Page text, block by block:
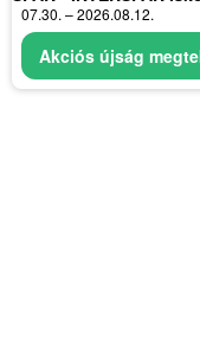
07.30. – 2026.08.12.
Akciós újság